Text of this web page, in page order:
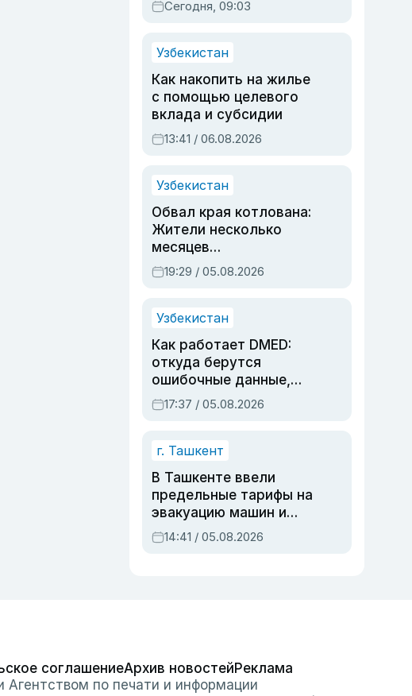
Сегодня, 09:03
Узбекистан
Как накопить на жилье
с помощью целевого
вклада и субсидии
13:41 / 06.08.2026
Узбекистан
Обвал края котлована:
Жители несколько
месяцев
предупреждали об
опасности, но стройка
19:29 / 05.08.2026
Узбекистан
Как работает DMED:
откуда берутся
ошибочные данные,
дубли аккаунтов и
очереди по онлайн-
17:37 / 05.08.2026
г. Ташкент
В Ташкенте ввели
предельные тарифы на
эвакуацию машин и
штрафстоянки
14:41 / 05.08.2026
соглашениеАрхив новостейРеклама
Агентством по печати и информации